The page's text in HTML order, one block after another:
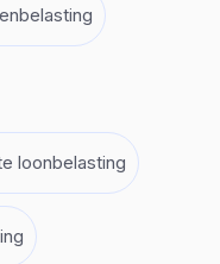
loonbelasting